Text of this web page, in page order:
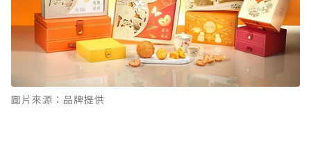
圖片來源：品牌提供